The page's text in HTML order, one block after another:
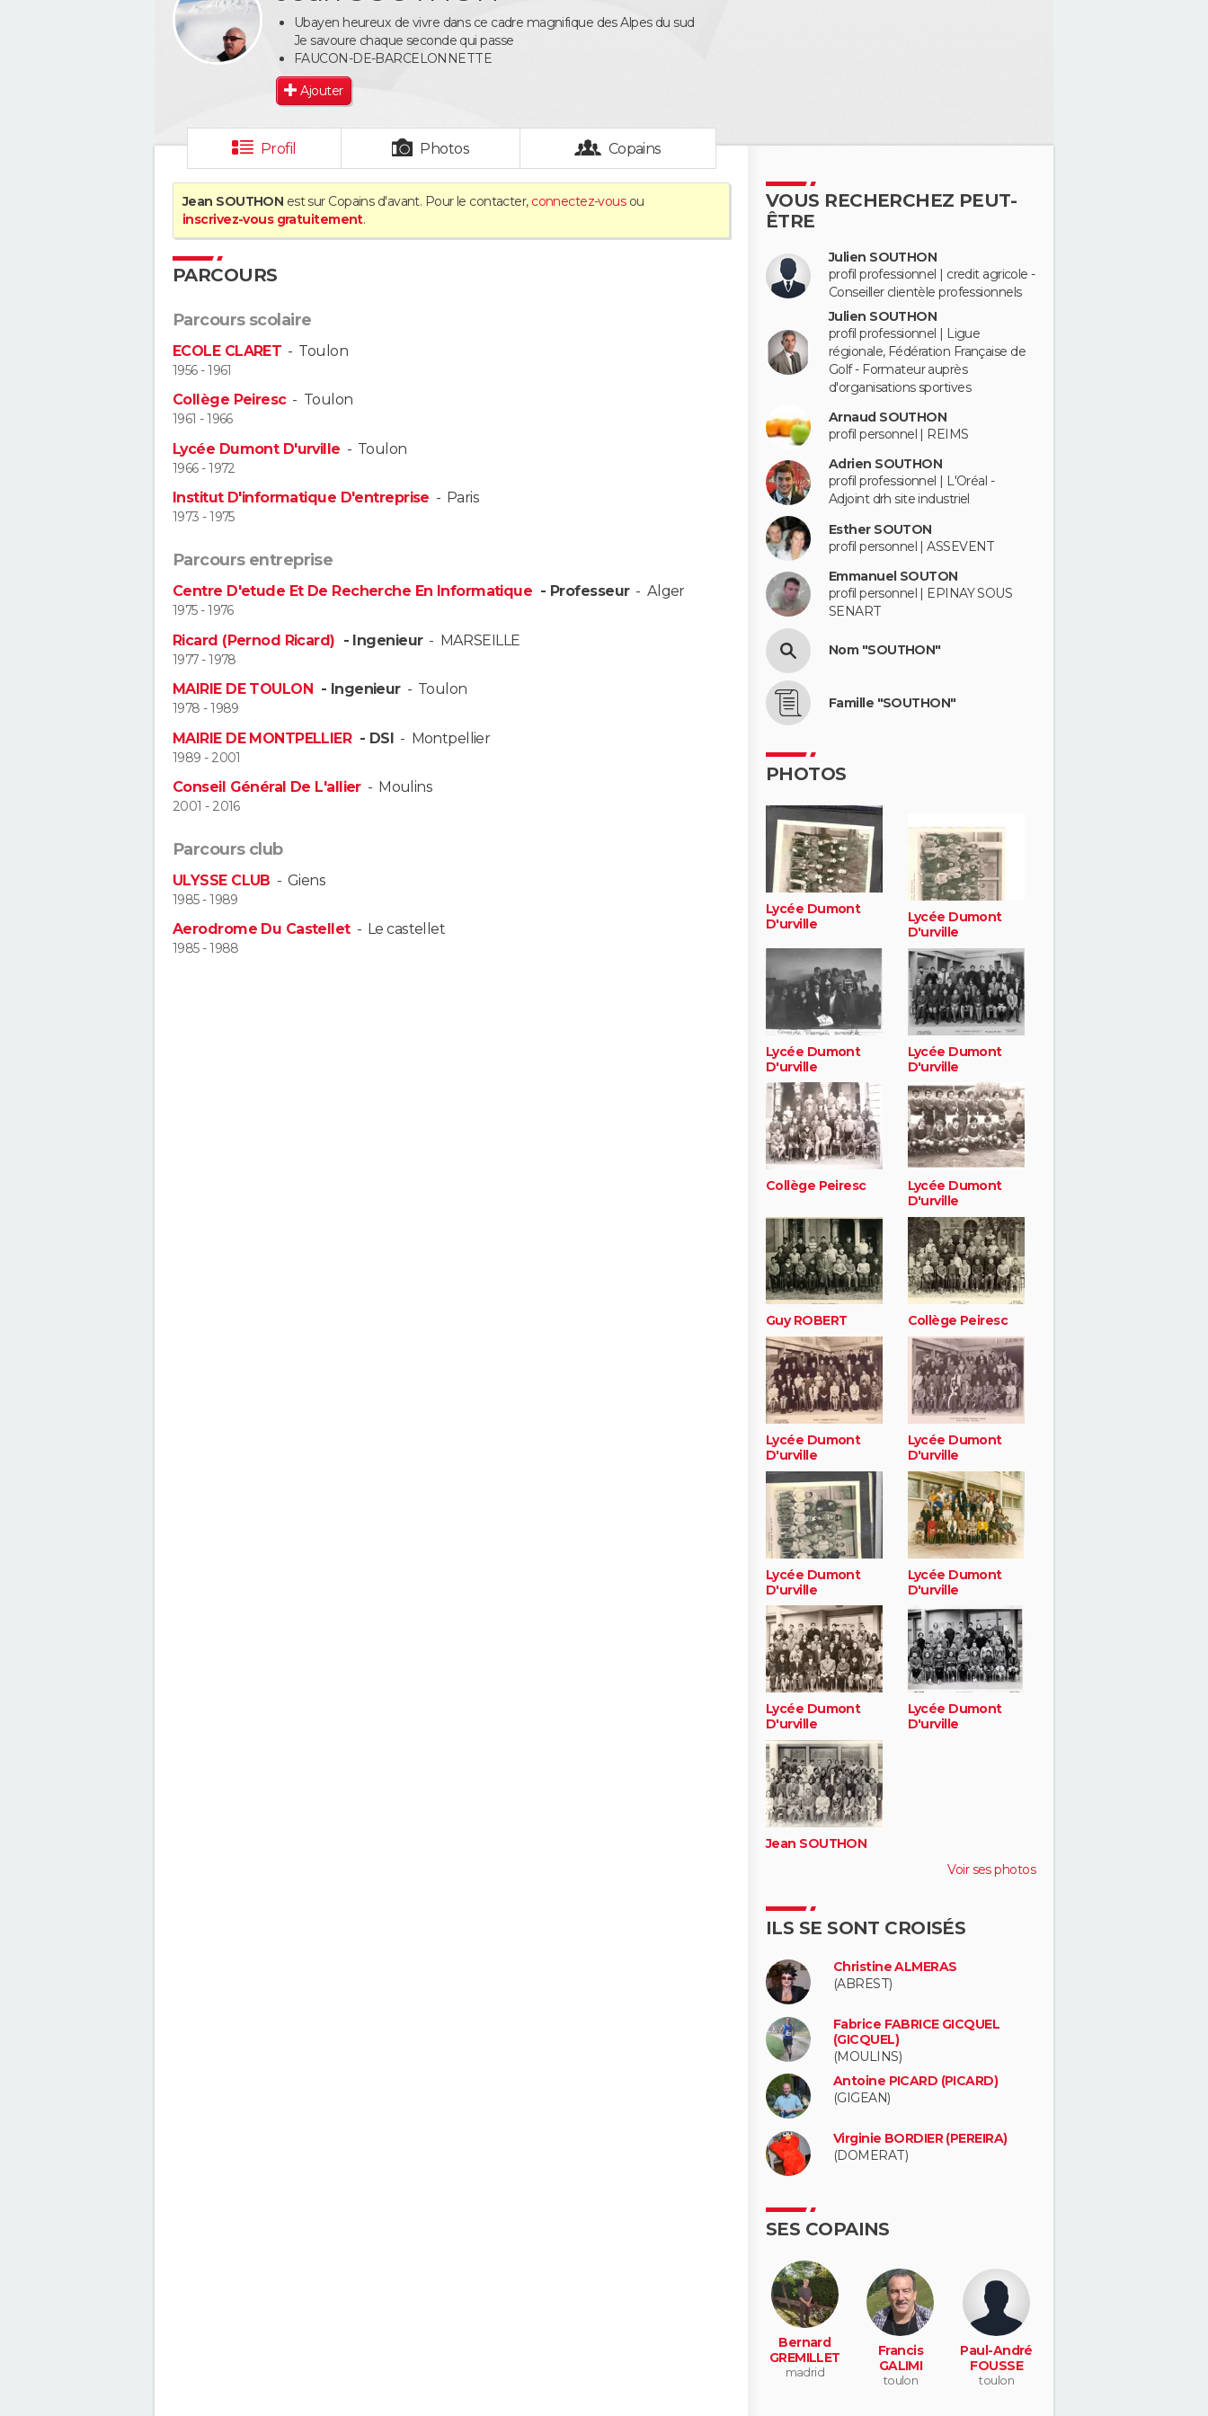
Ubayen heureux de vivre dans ce cadre magnifique des Alpes du sud
Je savoure chaque seconde qui passe
FAUCON-DE-BARCELONNETTE
Ajouter
Profil Photos Copains
Jean SOUTHON est sur Copains d'avant. Pour le contacter, connectez-vousou
inscrivez-vous gratuitement.
PARCOURS
Parcours scolaire
ECOLE CLARET - Toulon
1956 - 1961
Collège Peiresc- Toulon
1961 - 1966
Lycée Dumont D'urville - Toulon
1966 - 1972
Institut D'informatique D'entreprise - Paris
1973 - 1975
Parcours entreprise
Centre D'etude Et De Recherche En Informatique - Professeur- Alger
1975 - 1976
Ricard (Pernod Ricard) - Ingenieur- MARSEILLE
1977 - 1978
MAIRIE DE TOULON - Ingenieur- Toulon
1978 - 1989
MAIRIE DE MONTPELLIER - DSI - Montpellier
1989 - 2001
Conseil Général De L'allier- Moulins
2001 - 2016
Parcours club
ULYSSE CLUB -Giens
1985 - 1989
Aerodrome Du Castellet- Le castellet
1985 - 1988
VOUS RECHERCHEZ PEUT-
ÊTRE
Julien SOUTHON
profil professionnel | credit agricole -
Conseiller clientèle professionnels
Julien SOUTHON
profil professionnel | Ligue
régionale, Fédération Française de
Golf - Formateur auprès
d'organisations sportives
Arnaud SOUTHON
profil personnel | REIMS
Adrien SOUTHON
profil professionnel | L'Oréal -
Adjoint drh site industriel
Esther SOUTON
profil personnel | ASSEVENT
Emmanuel SOUTON
profil personnel | EPINAY SOUS
SENART
Nom "SOUTHON"
Famille "SOUTHON"
PHOTOS
Lycée Dumont
D'urville
Lycée Dumont
D'urville
Lycée Dumont
D'urville
Lycée Dumont
D'urville
Collège Peiresc
Lycée Dumont
D'urville
Guy ROBERT Collège Peiresc
Lycée Dumont
D'urville
Lycée Dumont
D'urville
Lycée Dumont
D'urville
Lycée Dumont
D'urville
Lycée Dumont
D'urville
Lycée Dumont
D'urville
Jean SOUTHON
Voir ses photos
ILS SE SONT CROISÉS
Christine ALMERAS
(ABREST)
Fabrice FABRICE GICQUEL
(GICQUEL)
(MOULINS)
Antoine PICARD (PICARD)
(GIGEAN)
Virginie BORDIER (PEREIRA)
(DOMERAT)
SES COPAINS
Bernard
GREMILLET
madrid
Francis
GALIMI
toulon
Paul-André
FOUSSE
toulon